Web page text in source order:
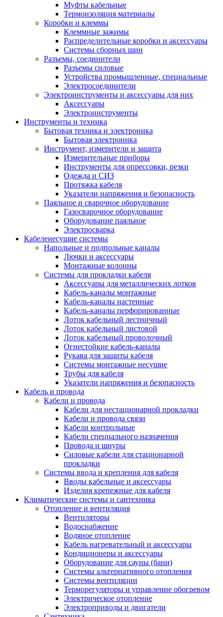
Муфты кабельные
Термоизоляция материалы
Коробки и клеммы
Клеммные зажимы
Распределительные коробки и аксессуары
Системы сборных шин
Разъемы, соединители
Разъемы силовые
Устройства промышленные, специальные
Электросоединители
Электроинструменты и аксессуары для них
Аксессуары
Электроинструменты
Инструменты и техника
Бытовая техника и электроника
Бытовая электроника
Инструмент, измерители и защита
Измерительные приборы
Инструменты для опрессовки, резки
Одежда и СИЗ
Протяжка кабеля
Указатели напряжения и безопасность
Паяльное и сварочное оборудование
Газосварочное оборудование
Оборудование паяльное
Электросварка
Кабеленесущие системы
Напольные и подпольные каналы
Лючки и аксессуары
Монтажные колонны
Системы для прокладки кабеля
Аксессуары для металлических лотков
Кабель-каналы монтажные
Кабель-каналы настенные
Кабель-каналы перфорированные
Лоток кабельный лестничный
Лоток кабельный листовой
Лоток кабельный проволочный
Огнестойкие кабель-каналы
Рукава для защиты кабеля
Системы монтажные несущие
Трубы для кабеля
Указатели напряжения и безопасность
Кабель и провода
Кабели и провода
Кабели для нестационарной прокладки
Кабели и провода связи
Кабели контрольные
Кабели специального назначения
Провода и шнуры
Силовые кабели для стационарной
прокладки
Системы ввода и крепления для кабеля
Вводы кабельные и аксессуары
Изделия крепежные для кабеля
Климатические системы и сантехника
Отопление и вентиляция
Вентиляторы
Водоснабжение
Водяное отопление
Кабель нагревательный и аксессуары
Кондиционеры и аксессуары
Оборудование для сауны (бани)
Системы альтернативного отопления
Системы вентиляции
Терморегуляторы и управление обогревом
Электрическое отопление
Электроприводы и двигатели